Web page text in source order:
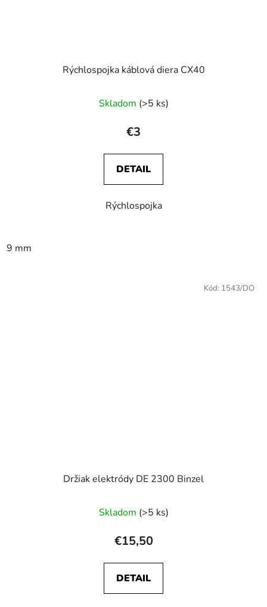
Rýchlospojka káblová diera CX40
Skladom (>5 ks)
€3
DETAIL
Rýchlospojka
9 mm
Držiak elektródy DE 2300 Binzel
Skladom (>5 ks)
€15,50
DETAIL
Kód: 1543/DO